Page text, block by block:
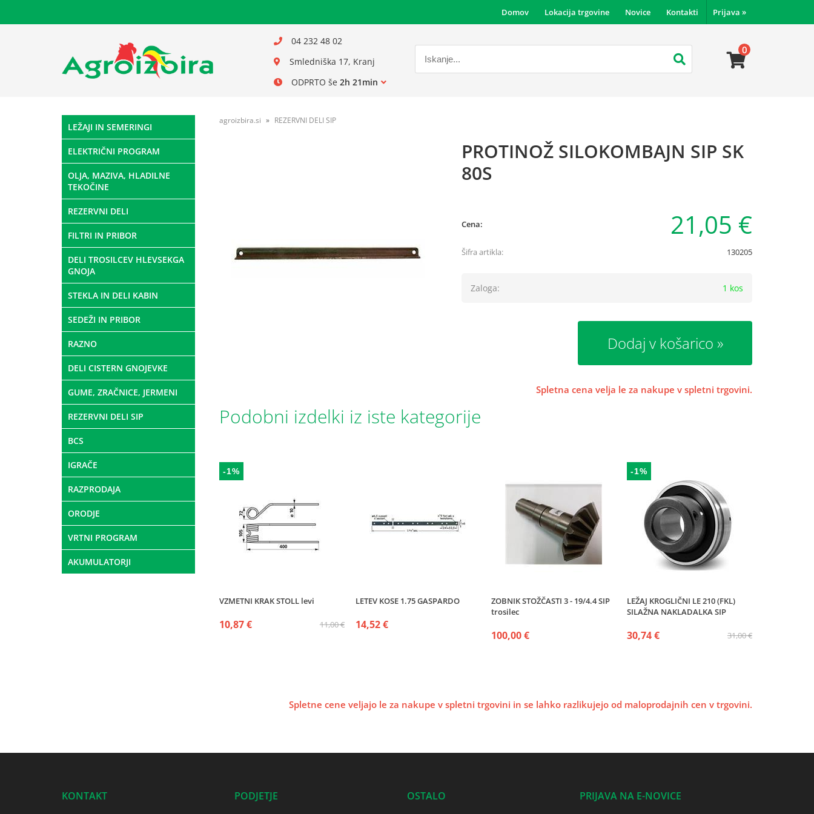
Prijava »
Domov Lokacija trgovine Novice Kontakti
04 232 48 02
Smledniška 17, Kranj
ODPRTO še 2h 21min
0
LEŽAJI IN SEMERINGI
ELEKTRIČNI PROGRAM
OLJA, MAZIVA, HLADILNE
TEKOČINE
REZERVNI DELI
FILTRI IN PRIBOR
DELI TROSILCEV HLEVSEKGA
GNOJA
STEKLA IN DELI KABIN
SEDEŽI IN PRIBOR
RAZNO
DELI CISTERN GNOJEVKE
GUME, ZRAČNICE, JERMENI
REZERVNI DELI SIP
BCS
IGRAČE
RAZPRODAJA
ORODJE
VRTNI PROGRAM
AKUMULATORJI
agroizbira.si REZERVNI DELI SIP
PROTINOŽ SILOKOMBAJN SIP SK
80S
Cena: 21,05 €
Šifra artikla: 130205
Zaloga: 1 kos
Dodaj v košarico
Spletna cena velja le za nakupe v spletni trgovini.
Podobni izdelki iz iste kategorije
-1%
VZMETNI KRAK STOLL levi
11,00 €
10,87 €
LETEV KOSE 1.75 GASPARDO
14,52 €
ZOBNIK STOŽČASTI 3 - 19/4.4 SIP
trosilec
100,00 €
-1%
LEŽAJ KROGLIČNI LE 210 (FKL)
SILAŽNA NAKLADALKA SIP
31,00 €
30,74 €
Spletne cene veljajo le za nakupe v spletni trgovini in se lahko razlikujejo od maloprodajnih cen v trgovini.
KONTAKT PODJETJE OSTALO PRIJAVA NA E-NOVICE